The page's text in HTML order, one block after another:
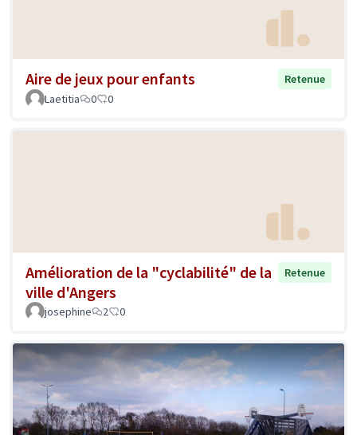
Aire de jeux pour enfants
Retenue
Laetitia
0 0
Amélioration de la "cyclabilité" de la
ville d'Angers
Retenue
josephine 2 0